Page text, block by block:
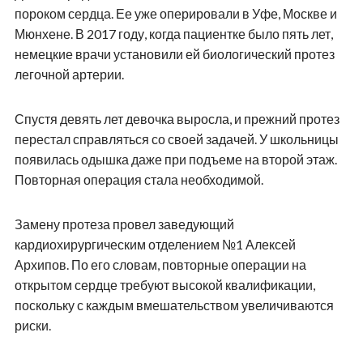
пороком сердца. Ее уже оперировали в Уфе, Москве и
Мюнхене. В 2017 году, когда пациентке было пять лет,
немецкие врачи установили ей биологический протез
легочной артерии.
Спустя девять лет девочка выросла, и прежний протез
перестал справляться со своей задачей. У школьницы
появилась одышка даже при подъеме на второй этаж.
Повторная операция стала необходимой.
Замену протеза провел заведующий
кардиохирургическим отделением №1 Алексей
Архипов. По его словам, повторные операции на
открытом сердце требуют высокой квалификации,
поскольку с каждым вмешательством увеличиваются
риски.